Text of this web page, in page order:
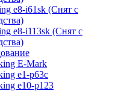
e8-i61sk (Снят с
e8-i113sk (Снят с
E-Mark
e1-p63с
e10-p123